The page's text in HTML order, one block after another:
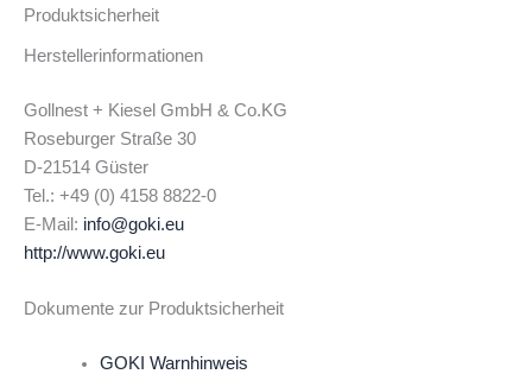
Produktsicherheit
Herstellerinformationen
Gollnest + Kiesel GmbH & Co.KG
Roseburger Straße 30
D-21514 Güster
Tel.: +49 (0) 4158 8822-0
E-Mail: info@goki.eu
http://www.goki.eu
Dokumente zur Produktsicherheit
GOKI Warnhinweis